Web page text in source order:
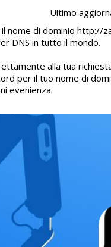
Ultimo
nome di dominio http://
DNS in tutto il mondo.
alla tua
per il tuo nome di
evenienza.